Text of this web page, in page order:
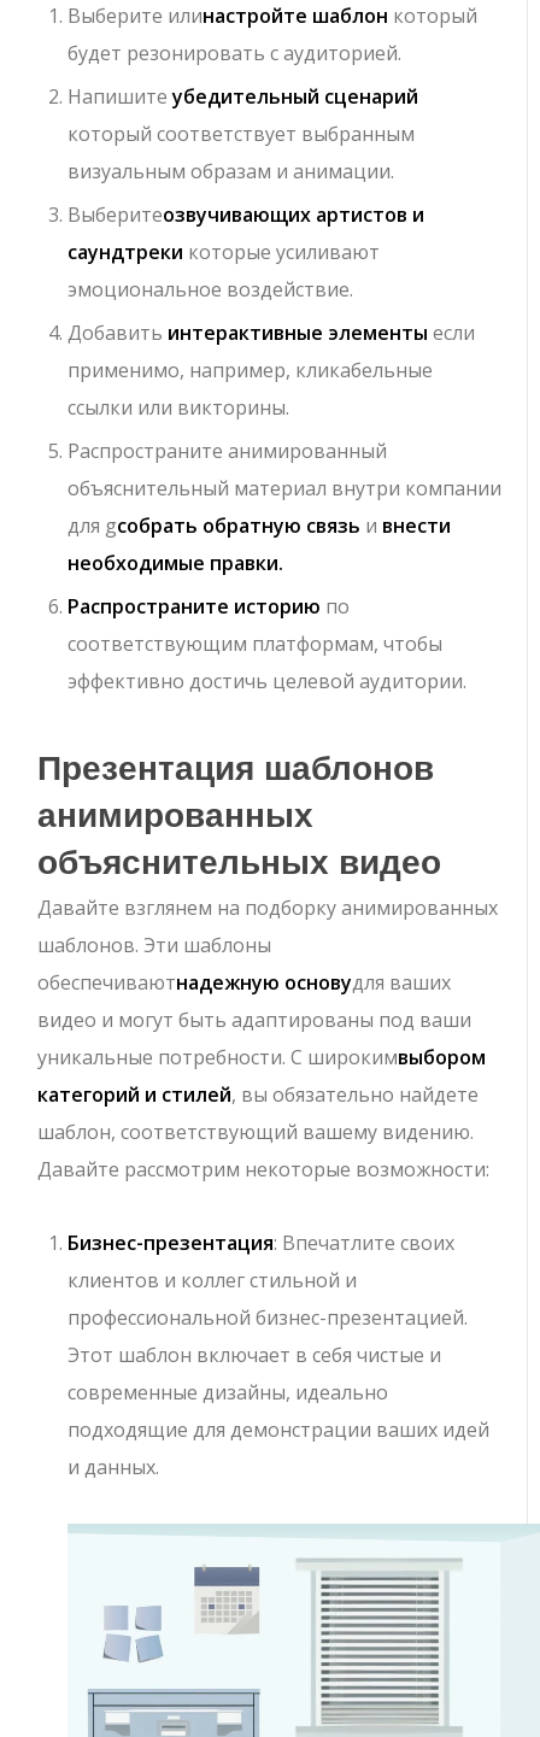
Выберите илинастройте шаблон который
будет резонировать с аудиторией.
Напишитеубедительный сценарий
который соответствует выбранным
визуальным образам и анимации.
Выберитеозвучивающих артистов и
саундтреки которые усиливают
эмоциональное воздействие.
Добавить интерактивные элементы если
применимо, например, кликабельные
ссылки или викторины.
Распространите анимированный
объяснительный материал внутри компании
для gсобрать обратную связь и внести
необходимые правки.
Распространите историю по
соответствующим платформам, чтобы
эффективно достичь целевой аудитории.
Презентация шаблонов
анимированных
объяснительных видео
Давайте взглянем на подборку анимированных
шаблонов. Эти шаблоны
обеспечиваютнадежную основудля ваших
видео и могут быть адаптированы под ваши
уникальные потребности. С широкимвыбором
категорий и стилей, вы обязательно найдете
шаблон, соответствующий вашему видению.
Давайте рассмотрим некоторые возможности:
Бизнес-презентация: Впечатлите своих
клиентов и коллег стильной и
профессиональной бизнес-презентацией.
Этот шаблон включает в себя чистые и
современные дизайны, идеально
подходящие для демонстрации ваших идей
и данных.